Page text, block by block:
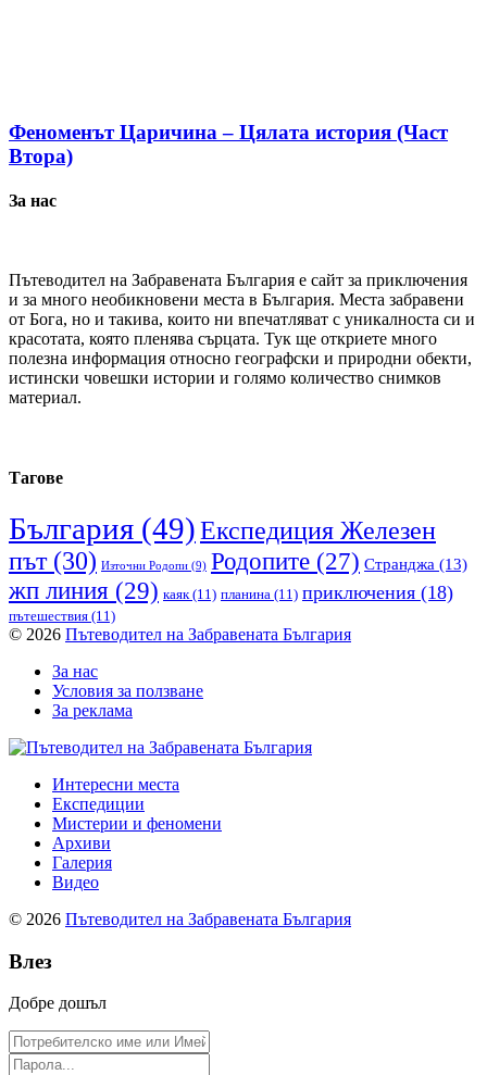
Феноменът Царичина – Цялата история (Част
Втора)
За нас
Пътеводител на Забравената България е сайт за приключения
и за много необикновени места в България. Места забравени
от Бога, но и такива, които ни впечатляват с уникалноста си и
красотата, която пленява сърцата. Тук ще откриете много
полезна информация относно географски и природни обекти,
истински човешки истории и голямо количество снимков
материал.
Тагове
България (49)Експедиция Железен
път(30) Източни Родопи (9) Родопите (27) Странджа (13)
жп линия (29) каяк(11) планина (11) приключения (18)
пътешествия (11)
© 2026 Пътеводител на Забравената България
За нас
Условия за ползване
За реклама
Интересни места
Експедиции
Мистерии и феномени
Архиви
Галерия
Видео
© 2026 Пътеводител на Забравената България
Влез
Добре дошъл